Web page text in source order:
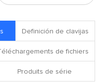
Definición de clavijas
de fichiers
Produits de série